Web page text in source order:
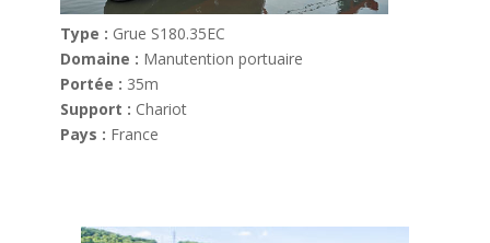
Type : Grue S180.35EC
Domaine : Manutention portuaire
Portée : 35m
Support : Chariot
Pays : France